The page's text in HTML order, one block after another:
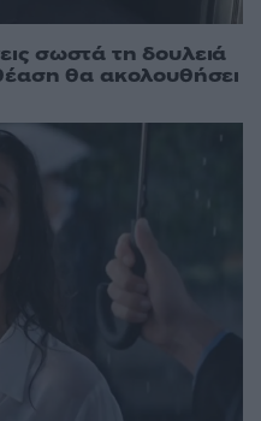
σωστά τη δουλειά
θα ακολουθήσει